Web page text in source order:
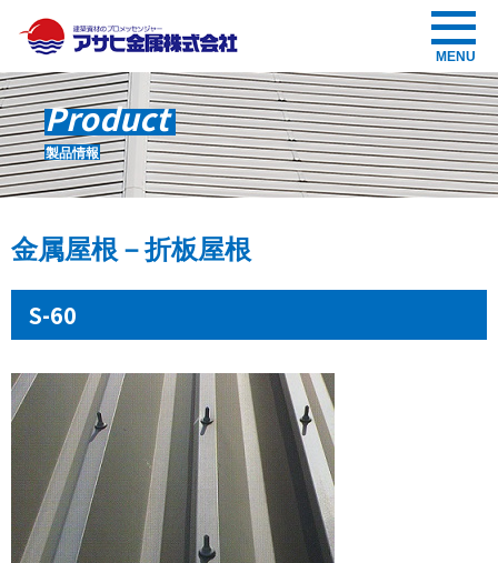
MENU
Product
製品情報
金属屋根－折板屋根
S-60